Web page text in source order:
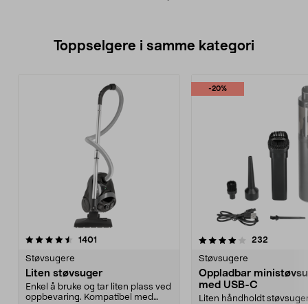
Toppselgere i samme kategori
1401
Støvsugere
Liten støvsuger
Enkel å bruke og tar liten plass ved
oppbevaring. Kompatibel med
-20%
4.0 av 5 stjerner 232
Støvsugere
Oppladbar
med USB-C
Liten håndholdt
4.0 av 5 stjerner